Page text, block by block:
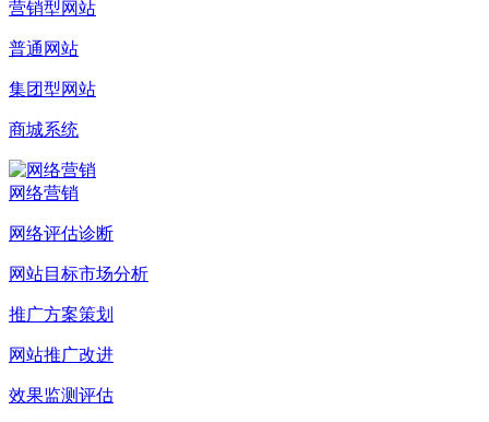
营销型网站
普通网站
集团型网站
商城系统
网络营销
网络评估诊断
网站目标市场分析
推广方案策划
网站推广改进
效果监测评估